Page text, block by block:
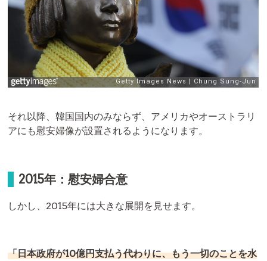
それ以降、韓国国内のみならず、アメリカやオーストラリ
アにも慰安婦像が設置されるようになります。
2015年：慰安婦合意
しかし、2015年には大きな展開を見せます。
「日本政府が10億円支払う代わりに、もう一切のことを水